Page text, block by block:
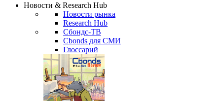
Новости & Research Hub
Новости рынка
Research Hub
Сбондс-ТВ
Cbonds для СМИ
Глоссарий